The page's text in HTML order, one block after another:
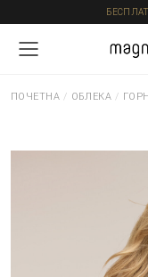
ПОЧЕТНА / ОБЛЕКА /